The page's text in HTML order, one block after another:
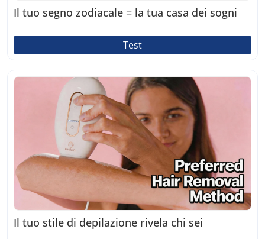
Il tuo segno zodiacale = la tua casa dei sogni
Test
Il tuo stile di depilazione rivela chi sei